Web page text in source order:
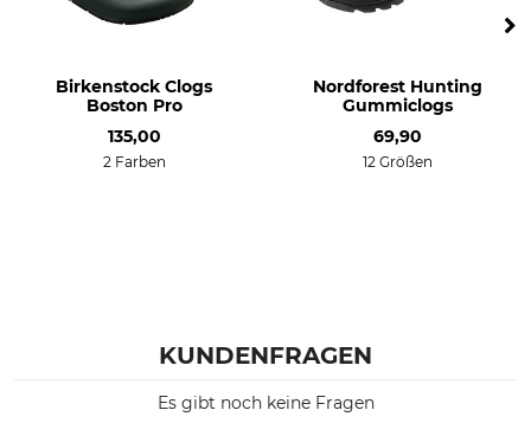
Birkenstock Clogs
Boston Pro
135,00
2 Farben
Nordforest Hunting
Gummiclogs
69,90
12 Größen
KUNDENFRAGEN
Es gibt noch keine Fragen